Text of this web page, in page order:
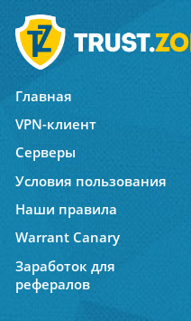
Главная
VPN-клиент
Серверы
Условия пользования
Наши правила
Warrant Canary
Заработок для
рефералов